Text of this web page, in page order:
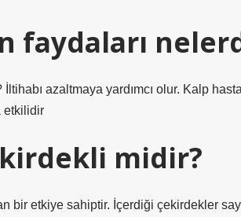
faydaları
azaltmaya yardımcı olur. Kalp
etkilidir
midir?
bir etkiye sahiptir. İçerdiği çekirdekler